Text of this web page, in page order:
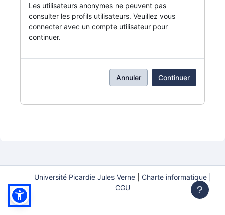
Les utilisateurs anonymes ne peuvent pas
consulter les profils utilisateurs. Veuillez vous
connecter avec un compte utilisateur pour
continuer.
Annuler Continuer
Université Picardie Jules Verne|
Charte informatique |
CGU